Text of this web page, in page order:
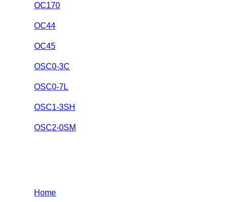
OC170
OC44
OC45
OSC0-3C
OSC0-7L
OSC1-3SH
OSC2-0SM
Home